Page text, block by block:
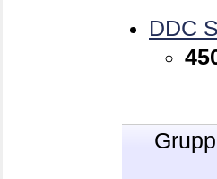
DDC